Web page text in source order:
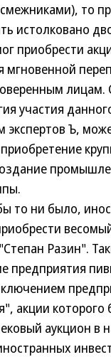
то
истолковано
приобрести
мгновенной
лицам.
участия
экспертов Ъ,
то ни было,
Разин".
предприятия
акции которого
аукцион в